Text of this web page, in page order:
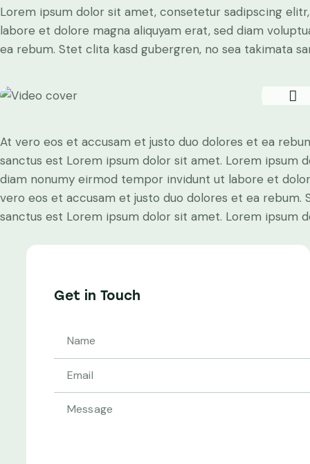
Lorem ipsum dolor sit amet, consetetur sadipscing
labore et dolore magna aliquyam erat, sed diam
ea rebum. Stet clita kasd gubergren, no sea takimata
At vero eos et accusam et justo duo dolores et ea
sanctus est Lorem ipsum dolor sit amet. Lorem ipsum
diam nonumy eirmod tempor invidunt ut labore et
vero eos et accusam et justo duo dolores et ea
sanctus est Lorem ipsum dolor sit amet. Lorem ipsum
Get in Touch